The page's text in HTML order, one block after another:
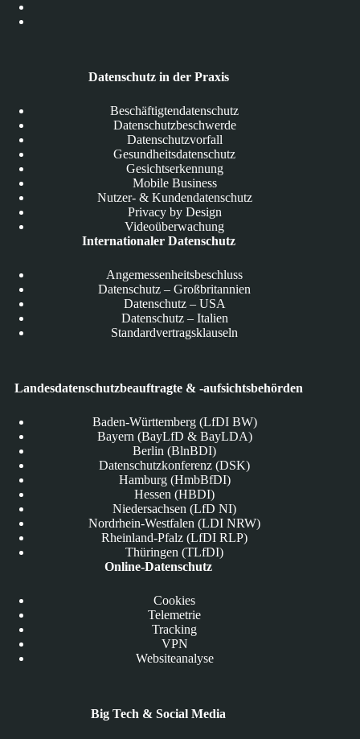
Datenschutz in der Praxis
Beschäftigtendatenschutz
Datenschutzbeschwerde
Datenschutzvorfall
Gesundheitsdatenschutz
Gesichtserkennung
Mobile Business
Nutzer- & Kundendatenschutz
Privacy by Design
Videoüberwachung
Internationaler Datenschutz
Angemessenheitsbeschluss
Datenschutz – Großbritannien
Datenschutz – USA
Datenschutz – Italien
Standardvertragsklauseln
Landesdatenschutzbeauftragte & -aufsichtsbehörden
Baden-Württemberg (LfDI BW)
Bayern (BayLfD & BayLDA)
Berlin (BlnBDI)
Datenschutzkonferenz (DSK)
Hamburg (HmbBfDI)
Hessen (HBDI)
Niedersachsen (LfD NI)
Nordrhein-Westfalen (LDI NRW)
Rheinland-Pfalz (LfDI RLP)
Thüringen (TLfDI)
Online-Datenschutz
Cookies
Telemetrie
Tracking
VPN
Websiteanalyse
Big Tech & Social Media